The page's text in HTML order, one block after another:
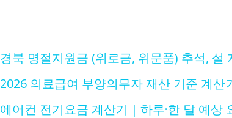
경북 명절지원금 (위로금, 위문품) 추석, 설
2026 의료급여 부양의무자 재산 기준 계산
에어컨 전기요금 계산기｜하루·한 달 예상